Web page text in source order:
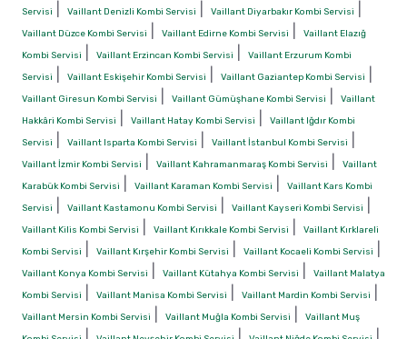
Servisi
Vaillant Denizli Kombi Servisi Vaillant Diyarbakır Kombi Servisi
Vaillant Düzce Kombi Servisi Vaillant Edirne Kombi Servisi
Vaillant Elazığ
Kombi Servisi
Vaillant Erzincan Kombi Servisi
Vaillant Erzurum Kombi
Servisi
Vaillant Eskişehir Kombi Servisi Vaillant Gaziantep Kombi Servisi
Vaillant Giresun Kombi Servisi Vaillant Gümüşhane Kombi Servisi
Vaillant
Hakkâri Kombi Servisi
Vaillant Hatay Kombi Servisi
Vaillant Iğdır Kombi
Servisi
Vaillant Isparta Kombi Servisi Vaillant İstanbul Kombi Servisi
Vaillant İzmir Kombi Servisi Vaillant Kahramanmaraş Kombi Servisi
Vaillant
Karabük Kombi Servisi
Vaillant Karaman Kombi Servisi
Vaillant Kars Kombi
Servisi
Vaillant Kastamonu Kombi Servisi Vaillant Kayseri Kombi Servisi
Vaillant Kilis Kombi Servisi Vaillant Kırıkkale Kombi Servisi
Vaillant Kırklareli
Kombi Servisi
Vaillant Kırşehir Kombi Servisi Vaillant Kocaeli Kombi Servisi
Vaillant Konya Kombi Servisi Vaillant Kütahya Kombi Servisi
Vaillant Malatya
Kombi Servisi
Vaillant Manisa Kombi Servisi Vaillant Mardin Kombi Servisi
Vaillant Mersin Kombi Servisi Vaillant Muğla Kombi Servisi
Vaillant Muş